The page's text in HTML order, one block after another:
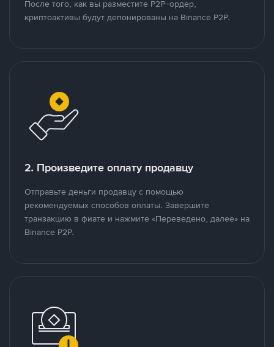
После того, как вы разместите P2P-ордер,
криптоактивы будут депонированы на Binance P2P.
2. Произведите оплату продавцу
Отправьте деньги продавцу с помощью
рекомендуемых способов оплаты. Завершите
транзакцию в фиате и нажмите «Переведено, далее» на
Binance P2P.